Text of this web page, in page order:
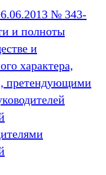
№ 343-
и полноты
и
характера,
претендующими